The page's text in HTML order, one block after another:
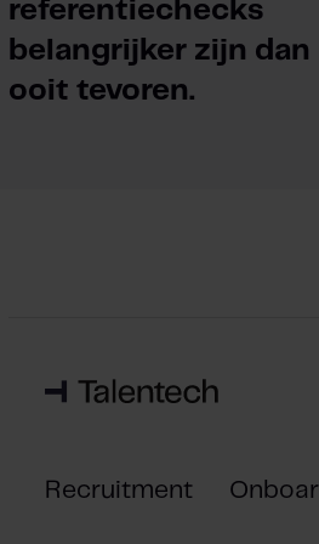
referentiechecks
belangrijker zijn dan
ooit tevoren.
Recruitment